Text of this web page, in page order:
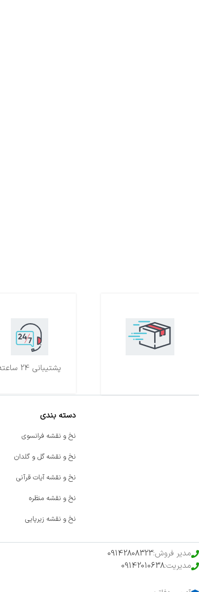
پشتیبانی 24 ساعته
دسته بندی
نخ و نقشه فرانسوی
نخ و نقشه گل و گلدان
نخ و نقشه آیات قرآنی
نخ و نقشه منظره
نخ و نقشه زیرپایی
مدیر فروش:09142808323
مدیریت:09142010638